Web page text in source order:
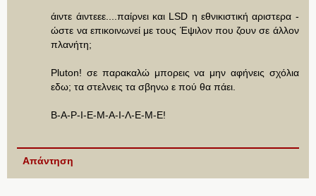
άιντε άιντεεε....παίρνει και LSD η εθνικιστική αριστερα -
ώστε να επικοινωνεί με τους Έψιλον που ζουν σε άλλον
πλανήτη;
Pluton! σε παρακαλώ μπορεις να μην αφήνεις σχόλια
εδω; τα στελνεις τα σβηνω ε πού θα πάει.
Β-Α-Ρ-Ι-Ε-Μ-Α-Ι-Λ-Ε-Μ-Ε!
Απάντηση